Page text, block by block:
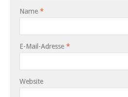
Name *
E-Mail-Adresse *
Website